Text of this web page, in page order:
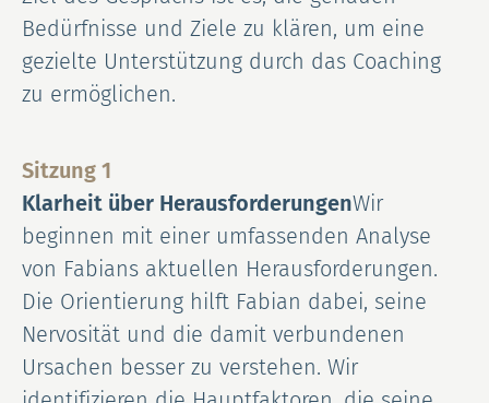
Bedürfnisse und Ziele zu klären, um eine
gezielte Unterstützung durch das Coaching
zu ermöglichen.
Sitzung 1
Klarheit über HerausforderungenWir
beginnen mit einer umfassenden Analyse
von Fabians aktuellen Herausforderungen.
Die Orientierung hilft Fabian dabei, seine
Nervosität und die damit verbundenen
Ursachen besser zu verstehen. Wir